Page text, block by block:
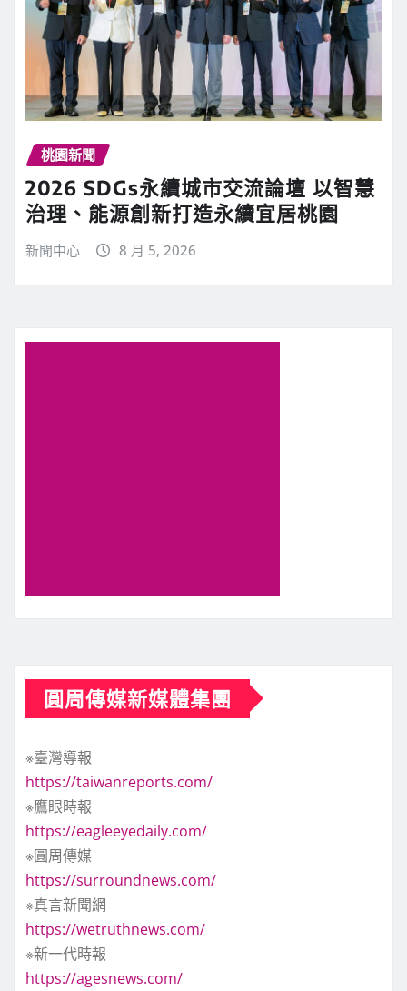
桃園新聞
2026 SDGs永續城市交流論壇 以智慧
治理、能源創新打造永續宜居桃園
新聞中心 8 月 5, 2026
圓周傳媒新媒體集團
※臺灣導報
https://taiwanreports.com/
※鷹眼時報
https://eagleeyedaily.com/
※圓周傳媒
https://surroundnews.com/
※真言新聞網
https://wetruthnews.com/
※新一代時報
https://agesnews.com/